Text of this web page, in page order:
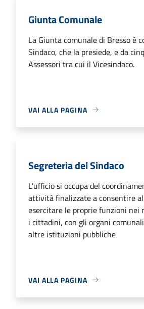
Giunta Comunale
La Giunta comunale di Bresso è
Sindaco, che la presiede, e da
Assessori tra cui il Vicesindaco.
VAI ALLA PAGINA
Segreteria del Sindaco
L'ufficio si occupa del
attività finalizzate a consentire al
esercitare le proprie funzioni nei
i cittadini, con gli organi
altre istituzioni pubbliche
VAI ALLA PAGINA